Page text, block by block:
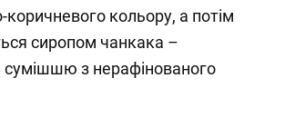
коричневого кольору, а потім
сиропом чанкака –
з нерафінованого